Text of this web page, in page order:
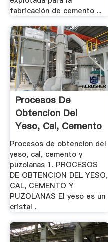
fabricación de cemento ...
Procesos De
Obtencion Del
Yeso, Cal, Cemento
Y .
Procesos de obtencion del
yeso, cal, cemento y
puzolanas 1. PROCESOS
DE OBTENCION DEL YESO,
CAL, CEMENTO Y
PUZOLANAS El yeso es un
cristal .